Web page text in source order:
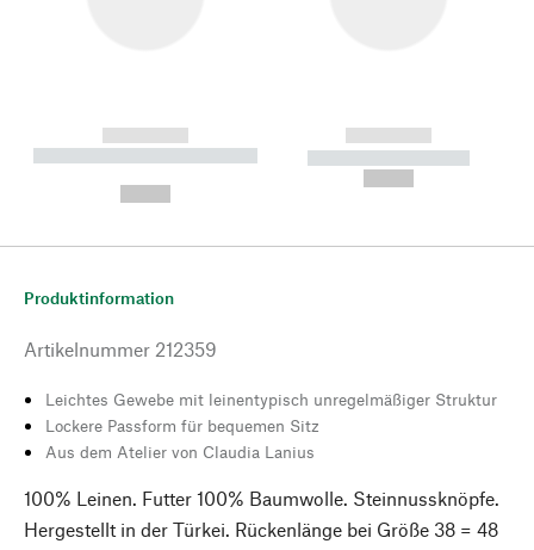
------------
----------- ----------- --------
------------
----------- -----------
Produktinformation
Artikelnummer 212359
Leichtes Gewebe mit leinentypisch unregelmäßiger Struktur
Lockere Passform für bequemen Sitz
Aus dem Atelier von Claudia Lanius
100% Leinen. Futter 100% Baumwolle. Steinnussknöpfe.
Hergestellt in der Türkei. Rückenlänge bei Größe 38 = 48